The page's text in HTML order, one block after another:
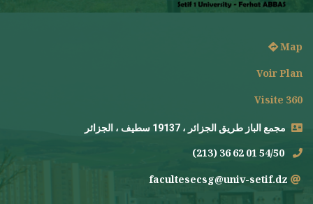
Map
Voir Plan
Visite 360
مجمع الباز طريق الجزائر ، 19137 سطيف ، الجزائر
(213) 36 62 01 54/50
facultesecsg@univ-setif.dz